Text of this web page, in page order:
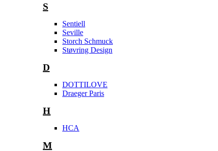
S
Sentiell
Seville
Storch Schmuck
Støvring Design
D
DOTTILOVE
Draeger Paris
H
HCA
M